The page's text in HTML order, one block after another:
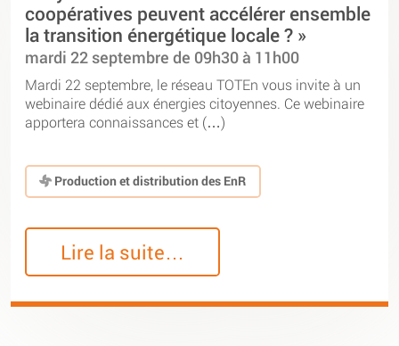
coopératives peuvent accélérer ensemble
la transition énergétique locale ? »
mardi 22 septembre de 09h30 à 11h00
Mardi 22 septembre, le réseau TOTEn vous invite à un
webinaire dédié aux énergies citoyennes. Ce webinaire
apportera connaissances et (…)
Production et distribution des EnR
Lire la suite…